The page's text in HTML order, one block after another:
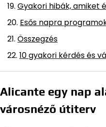
Gyakori hibák, amiket
Esős napra
Összegzés
10 gyakori kérdés és
Alicante egy nap
városnéző útiterv